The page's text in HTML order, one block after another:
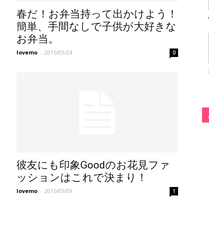
春だ！お弁当持って出かけよう！
簡単、手間なしで子供が大好きな
お弁当。
lovemo - 2015/03/24 0
彼友にも印象Goodのお花見ファ
ッションはこれで決まり！
lovemo - 2015/03/09 1